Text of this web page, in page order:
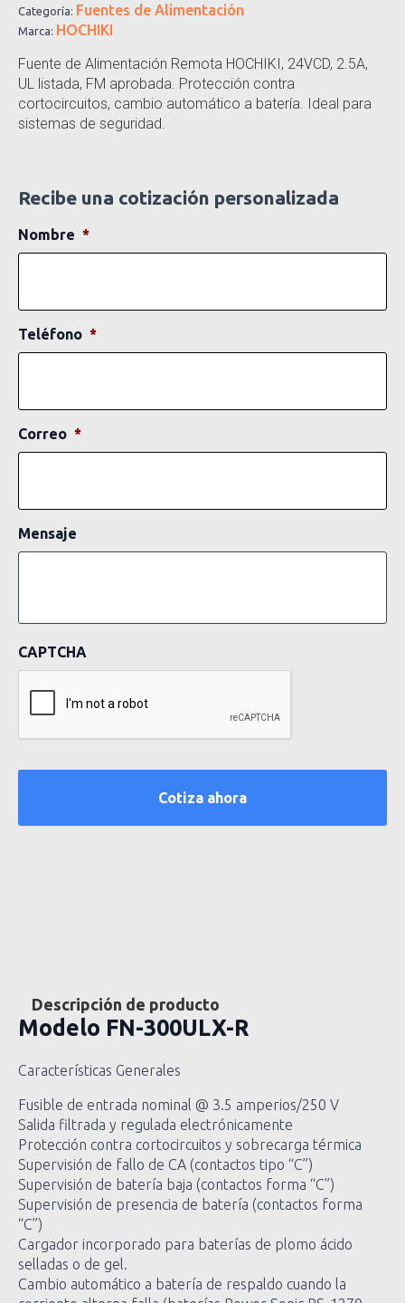
Categoría: Fuentes de Alimentación
Marca: HOCHIKI
Fuente de Alimentación Remota HOCHIKI, 24VCD, 2.5A,
UL listada, FM aprobada. Protección contra
cortocircuitos, cambio automático a batería. Ideal para
sistemas de seguridad.
Recibe una cotización personalizada
Nombre *
Teléfono *
Correo *
Mensaje
CAPTCHA
Descripción de producto
Modelo FN-300ULX-R
Características Generales
Fusible de entrada nominal @ 3.5 amperios/250 V
Salida filtrada y regulada electrónicamente
Protección contra cortocircuitos y sobrecarga térmica
Supervisión de fallo de CA (contactos tipo “C”)
Supervisión de batería baja (contactos forma “C”)
Supervisión de presencia de batería (contactos forma
“C”)
Cargador incorporado para baterías de plomo ácido
selladas o de gel.
Cambio automático a batería de respaldo cuando la